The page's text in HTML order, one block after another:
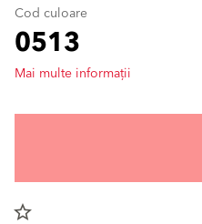
Cod culoare
0513
Mai multe informații
star_border